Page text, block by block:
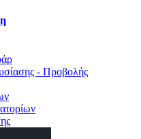
- Προβολής